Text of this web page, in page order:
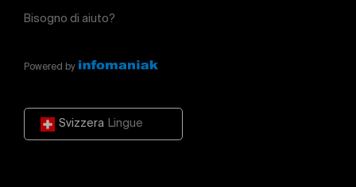
Bisogno di aiuto?
Powered by
Svizzera Lingue